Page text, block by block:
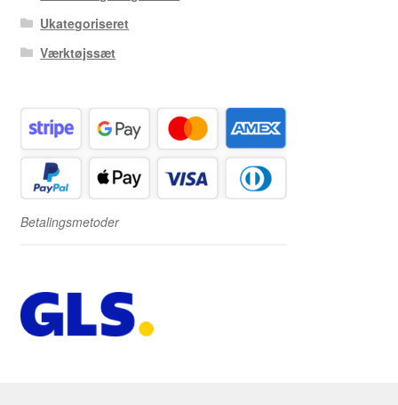
Ukategoriseret
Værktøjssæt
Betalingsmetoder